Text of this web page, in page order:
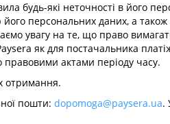
будь-які неточності в його
персональних даних, а також
увагу на те, що право
як для постачальника
правовими актами періоду часу.
отримання.
пошти: dopomoga@paysera.ua.